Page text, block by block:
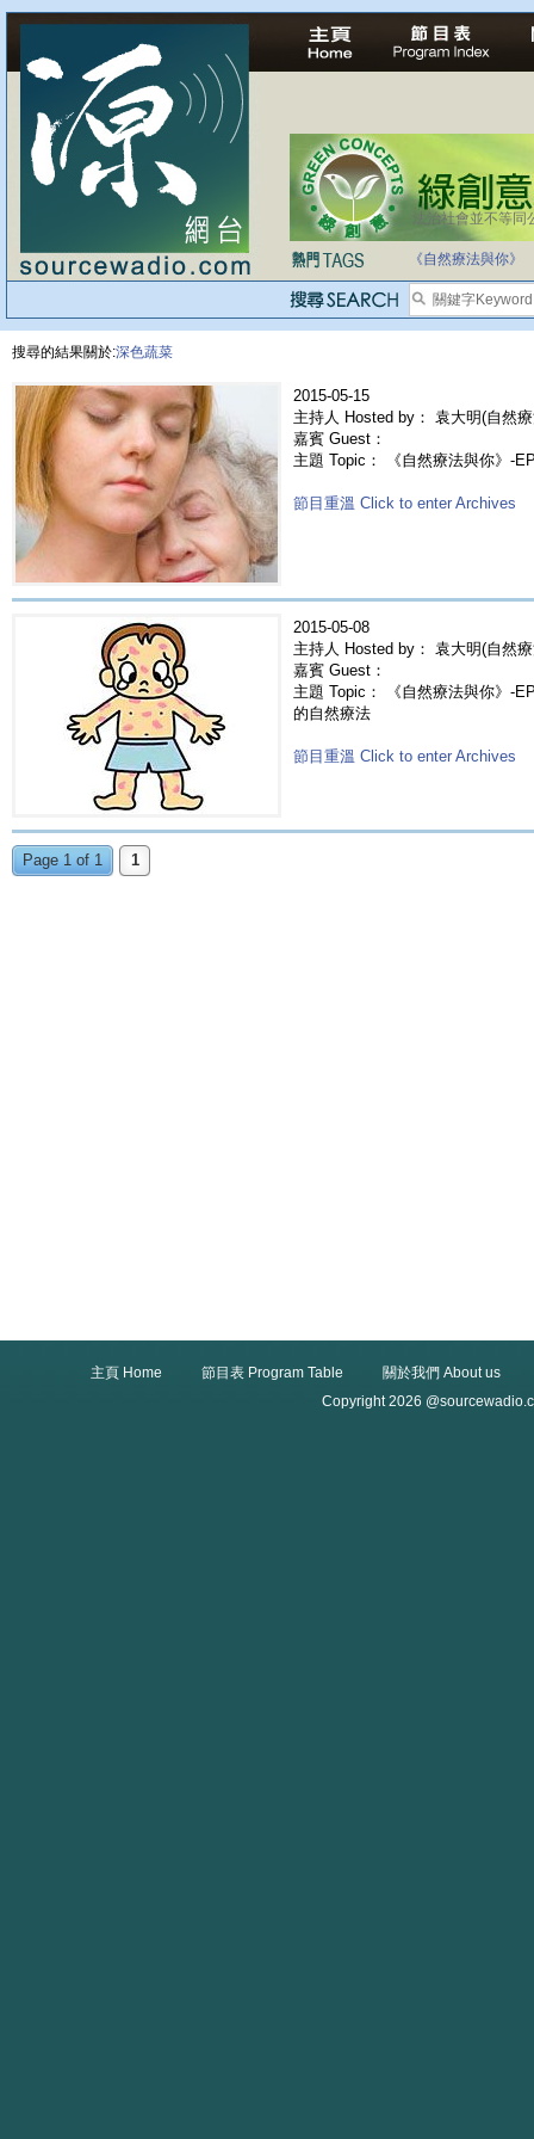
法治社會並不等同
自家教育合法化-
《自然療法與你》
搜尋的結果關於:深色蔬菜
2015-05-15
主持人 Hosted by： 袁大明(自然
嘉賓 Guest：
主題 Topic： 《自然療法與你》-
節目重溫 Click to enter Archives
2015-05-08
主持人 Hosted by： 袁大明(自然
嘉賓 Guest：
主題 Topic： 《自然療法與你》-
的自然療法
節目重溫 Click to enter Archives
Page 1 of 1 1
主頁 Home 節目表 Program Table
關於我們 About us
Copyright 2026